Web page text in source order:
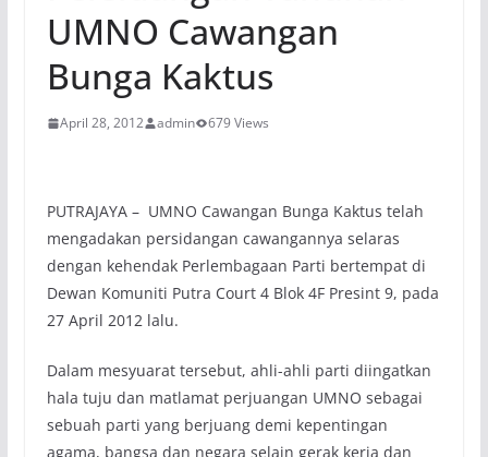
UMNO Cawangan
Bunga Kaktus
April 28, 2012 admin 679 Views
PUTRAJAYA – UMNO Cawangan Bunga Kaktus telah
mengadakan persidangan cawangannya selaras
dengan kehendak Perlembagaan Parti bertempat di
Dewan Komuniti Putra Court 4 Blok 4F Presint 9, pada
27 April 2012 lalu.
Dalam mesyuarat tersebut, ahli-ahli parti diingatkan
hala tuju dan matlamat perjuangan UMNO sebagai
sebuah parti yang berjuang demi kepentingan
agama, bangsa dan negara selain gerak kerja dan